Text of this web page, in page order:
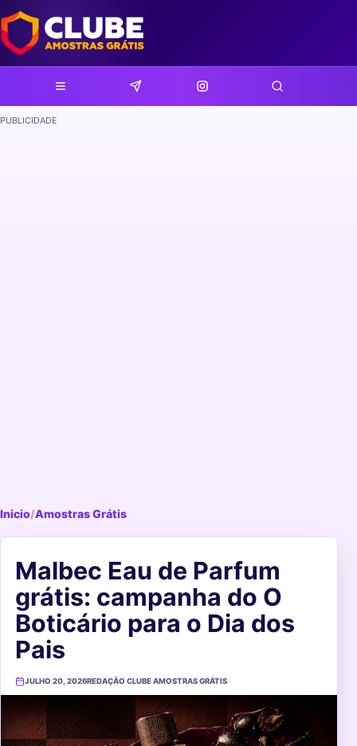
PUBLICIDADE
Inicio/Amostras Grátis
Malbec Eau de Parfum
grátis: campanha do O
Boticário para o Dia dos
Pais
JULHO 20, 2026REDAÇÃO CLUBE AMOSTRAS GRÁTIS